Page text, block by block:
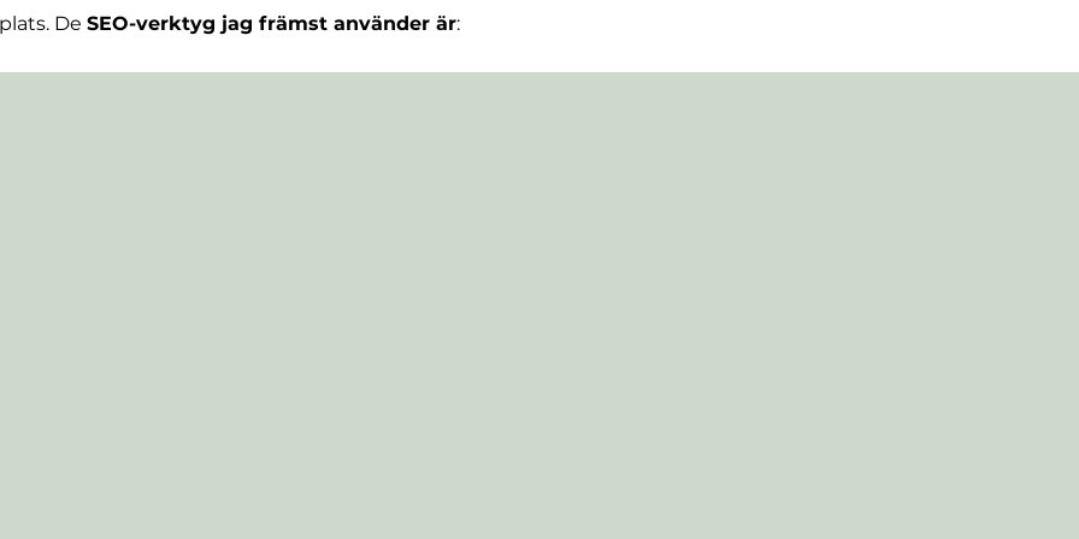
De SEO-verktyg jag främst använder är: